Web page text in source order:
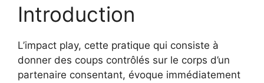
Introduction
L’impact play, cette pratique qui consiste à
donner des coups contrôlés sur le corps d’un
partenaire consentant, évoque immédiatement